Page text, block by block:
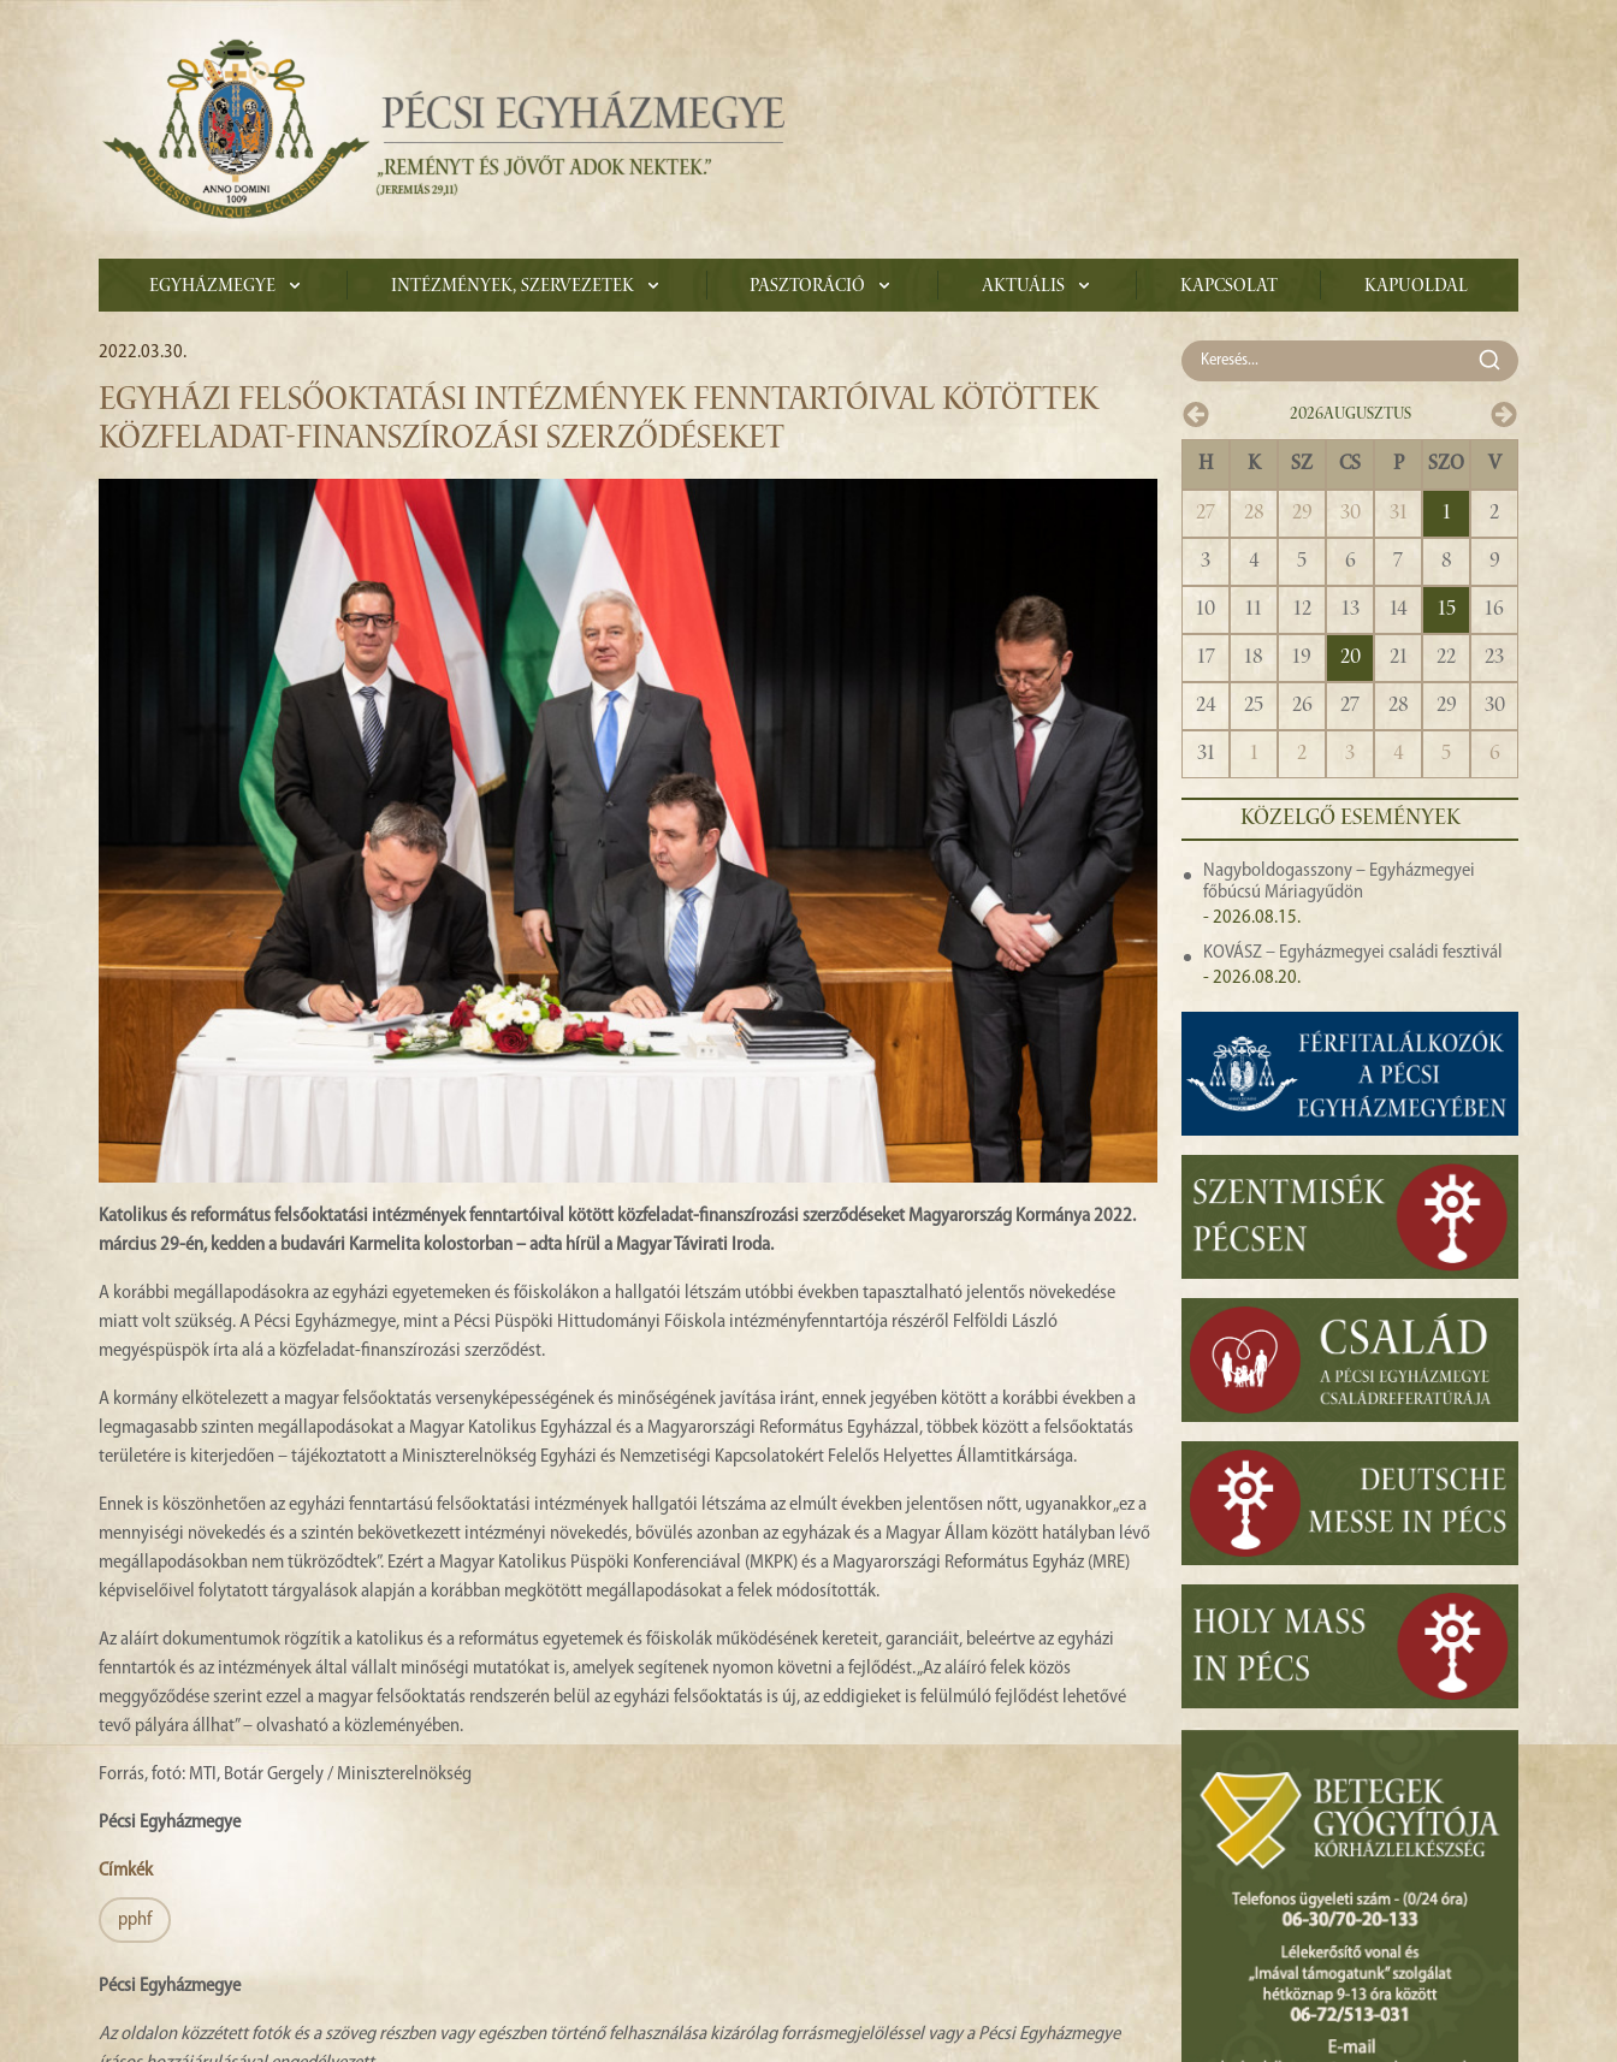
Egyházmegye Intézmények, szervezetek Pasztoráció Aktuális Kapcsolat Kapuoldal
2022.03.30.
EGYHÁZI FELSŐOKTATÁSI INTÉZMÉNYEK FENNTARTÓIVAL KÖTÖTTEK
KÖZFELADAT-FINANSZÍROZÁSI SZERZŐDÉSEKET
Katolikus és református felsőoktatási intézmények fenntartóival kötött közfeladat-finanszírozási szerződéseket Magyarország Kormánya 2022.
március 29-én, kedden a budavári Karmelita kolostorban – adta hírül a Magyar Távirati Iroda.
A korábbi megállapodásokra az egyházi egyetemeken és főiskolákon a hallgatói létszám utóbbi években tapasztalható jelentős növekedése
miatt volt szükség. A Pécsi Egyházmegye, mint a Pécsi Püspöki Hittudományi Főiskola intézményfenntartója részéről Felföldi László
megyéspüspök írta alá a közfeladat-finanszírozási szerződést.
A kormány elkötelezett a magyar felsőoktatás versenyképességének és minőségének javítása iránt, ennek jegyében kötött a korábbi években a
legmagasabb szinten megállapodásokat a Magyar Katolikus Egyházzal és a Magyarországi Református Egyházzal, többek között a felsőoktatás
területére is kiterjedően – tájékoztatott a Miniszterelnökség Egyházi és Nemzetiségi Kapcsolatokért Felelős Helyettes Államtitkársága.
Ennek is köszönhetően az egyházi fenntartású felsőoktatási intézmények hallgatói létszáma az elmúlt években jelentősen nőtt, ugyanakkor „ez a
mennyiségi növekedés és a szintén bekövetkezett intézményi növekedés, bővülés azonban az egyházak és a Magyar Állam között hatályban lévő
megállapodásokban nem tükröződtek”. Ezért a Magyar Katolikus Püspöki Konferenciával (MKPK) és a Magyarországi Református Egyház (MRE)
képviselőivel folytatott tárgyalások alapján a korábban megkötött megállapodásokat a felek módosították.
Az aláírt dokumentumok rögzítik a katolikus és a református egyetemek és főiskolák működésének kereteit, garanciáit, beleértve az egyházi
fenntartók és az intézmények által vállalt minőségi mutatókat is, amelyek segítenek nyomon követni a fejlődést. „Az aláíró felek közös
meggyőződése szerint ezzel a magyar felsőoktatás rendszerén belül az egyházi felsőoktatás is új, az eddigieket is felülmúló fejlődést lehetővé
tevő pályára állhat” – olvasható a közleményében.
Forrás, fotó: MTI, Botár Gergely / Miniszterelnökség
Pécsi Egyházmegye
Címkék
pphf
Pécsi Egyházmegye
Az oldalon közzétett fotók és a szöveg részben vagy egészben történő felhasználása kizárólag forrásmegjelöléssel vagy a Pécsi Egyházmegye
2026Augusztus
H K SZ CS P SZO V
27 28 29 30 31 1
2
3
4 5 6 7 8
9
10
11 12 13 14 15
16
17
18 19 20 21 22
23
24
25 26 27 28 29
30
31
1 2 3 4 5 6
KÖZELGŐ ESEMÉNYEK
Nagyboldogasszony – Egyházmegyei
főbúcsú Máriagyűdön
- 2026.08.15.
KOVÁSZ – Egyházmegyei családi fesztivál
- 2026.08.20.